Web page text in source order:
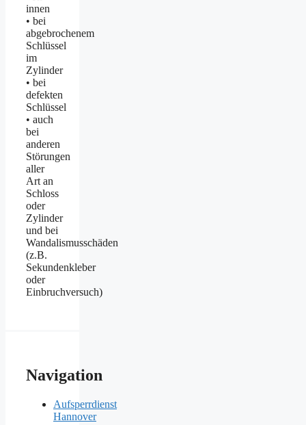
innen
• bei
abgebrochenem
Schlüssel
im
Zylinder
• bei
defekten
Schlüssel
• auch
bei
anderen
Störungen
aller
Art an
Schloss
oder
Zylinder
und bei
Wandalismusschäden
(z.B.
Sekundenkleber
oder
Einbruchversuch)
Navigation
Aufsperrdienst
Hannover